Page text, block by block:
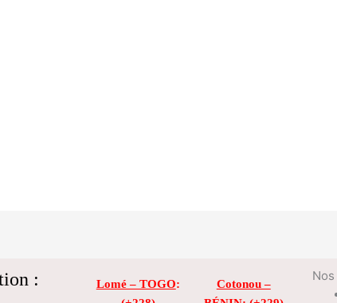
: Lomé – TOGO:
Cotonou –